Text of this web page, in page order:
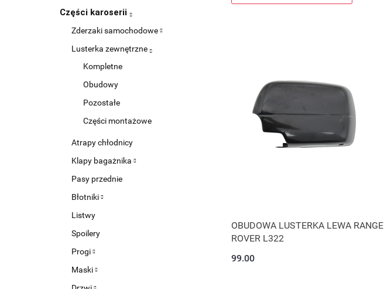
Części karoserii
Zderzaki samochodowe
Lusterka zewnętrzne
Kompletne
Obudowy
Pozostałe
Części montażowe
Atrapy chłodnicy
Klapy bagażnika
Pasy przednie
Błotniki
Listwy
Spoilery
Progi
Maski
OBUDOWA LUSTERKA LEWA RANGE
ROVER L322
99.00